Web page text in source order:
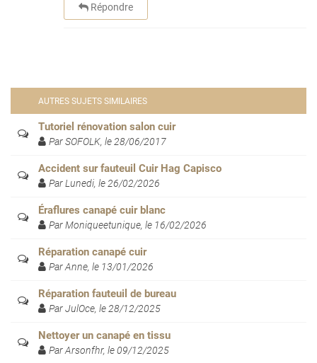
Répondre
AUTRES SUJETS SIMILAIRES
Tutoriel rénovation salon cuir
Par SOFOLK, le 28/06/2017
Accident sur fauteuil Cuir Hag Capisco
Par Lunedi, le 26/02/2026
Éraflures canapé cuir blanc
Par Moniqueetunique, le 16/02/2026
Réparation canapé cuir
Par Anne, le 13/01/2026
Réparation fauteuil de bureau
Par JulOce, le 28/12/2025
Nettoyer un canapé en tissu
Par Arsonfhr, le 09/12/2025